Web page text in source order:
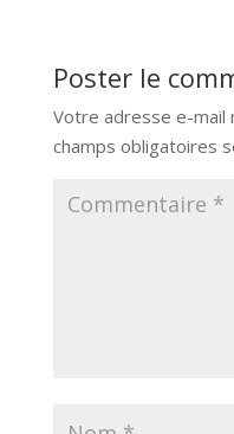
Poster le
Votre adresse e-mail
champs obligatoires